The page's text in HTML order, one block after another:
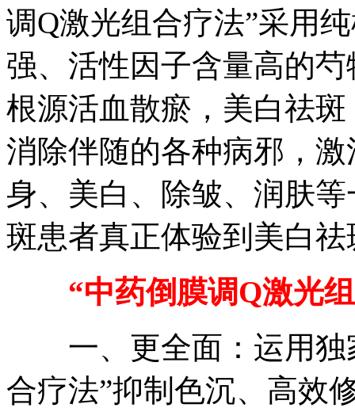
调Q激光组合疗法”采用
强、活性因子含量高的
根源活血散瘀，美白祛
消除伴随的各种病邪，
身、美白、除皱、润肤
斑患者真正体验到美白
“中药倒膜调Q激光
一、更全面：运用独
合疗法”抑制色沉、高效